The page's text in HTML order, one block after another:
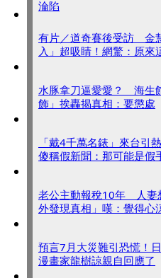
淪陷
有片／道奇賽後受訪 金
入」超吸睛！網驚：原來
水豚拿刀逼愛愛？ 海生
飾」挨轟揭真相：要懲處
「戴4千萬名錶」來台
傻稱假新聞：那可能是假
老公主動報稅10年 人妻
外發現真相」嘆：覺得心
預言7月大災難引恐慌！
漫畫家龍樹諒親自回應了